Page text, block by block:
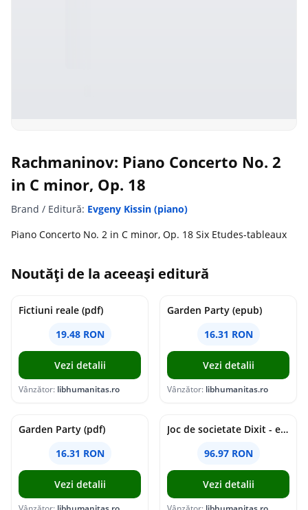
Rachmaninov: Piano Concerto No. 2
in C minor, Op. 18
Brand / Editură: Evgeny Kissin (piano)
Piano Concerto No. 2 in C minor, Op. 18 Six Etudes-tableaux
Noutăți de la aceeași editură
Fictiuni reale (pdf)
19.48 RON
Vezi detalii
Vânzător: libhumanitas.ro
Garden Party (epub)
16.31 RON
Vezi detalii
Vânzător: libhumanitas.ro
Garden Party (pdf)
16.31 RON
Vezi detalii
Joc de societate Dixit - extensia Revelations
96.97 RON
Vezi detalii